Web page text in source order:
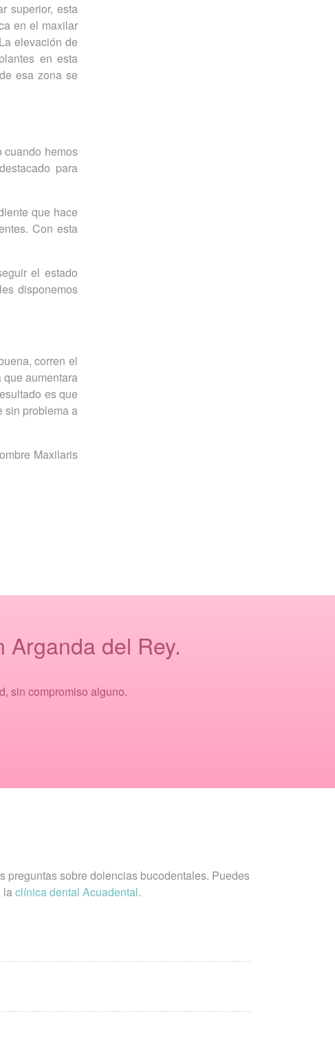
superior, esta
en el maxilar
elevación de
en esta
esa zona se
cuando hemos
para
que hace
Con esta
el estado
disponemos
corren el
aumentara
es que
sin problema a
Maxilaris
del Rey.
sin compromiso alguno.
preguntas sobre dolencias bucodentales. Puedes
laclínica dental Acuadental.